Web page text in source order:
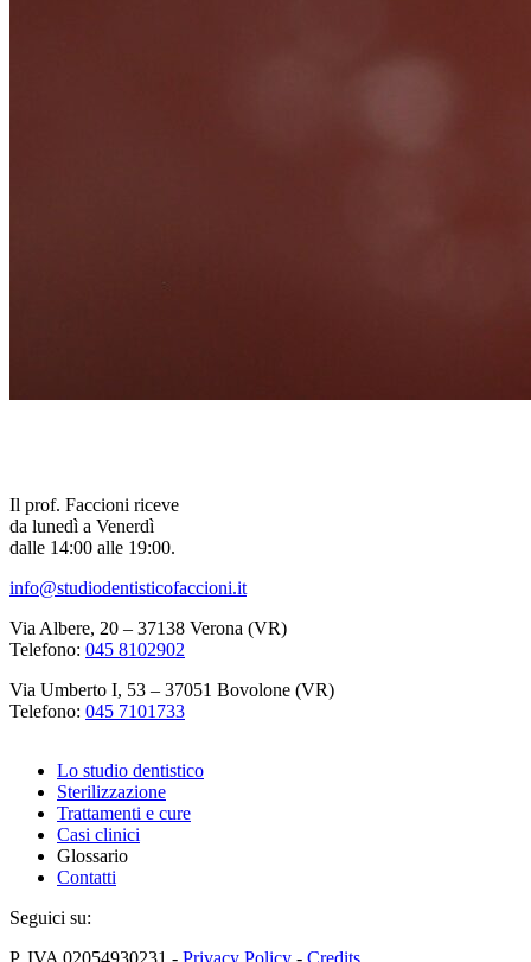
Il prof. Faccioni riceve
da lunedì a Venerdì
dalle 14:00 alle 19:00.
info@studiodentisticofaccioni.it
Via Albere, 20 – 37138 Verona (VR)
Telefono: 045 8102902
Via Umberto I, 53 – 37051 Bovolone (VR)
Telefono: 045 7101733
Lo studio dentistico
Sterilizzazione
Trattamenti e cure
Casi clinici
Glossario
Contatti
Seguici su:
P. IVA 02054930231 - Privacy Policy - Credits